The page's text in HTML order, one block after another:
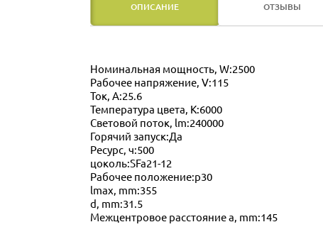
ОПИСАНИЕ ОТЗЫВЫ
Номинальная мощность, W:2500
Рабочее напряжение, V:115
Ток, А:25.6
Температура цвета, K:6000
Световой поток, lm:240000
Горячий запуск:Да
Ресурс, ч:500
цоколь:SFa21-12
Рабочее положение:p30
lmax, mm:355
d, mm:31.5
Межцентровое расстояние a, mm:145